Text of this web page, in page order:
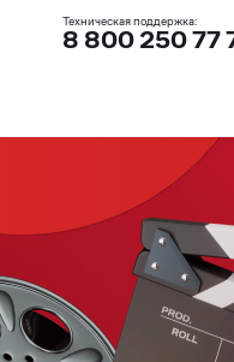
Техническая поддержка:
8 800 250 77